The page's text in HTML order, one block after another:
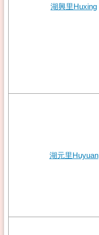
湖興里Huxing
湖元里Huyuan